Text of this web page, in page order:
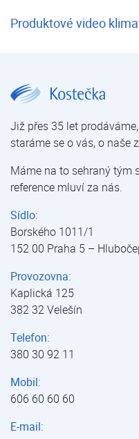
Produktové video
Již přes 35 let
staráme se o vás, o naše
Máme na to sehraný tým
reference mluví za nás.
Sídlo:
Borského 1011/1
152 00 Praha 5 –
Provozovna:
Kaplická 125
382 32 Velešín
Telefon:
380 30 92 11
Mobil:
606 60 60 60
E-mail: